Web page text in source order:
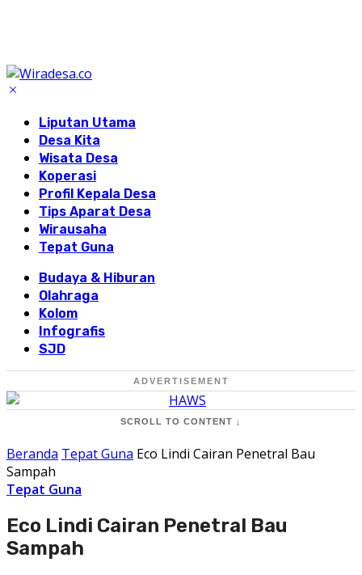
Liputan Utama
Desa Kita
Wisata Desa
Koperasi
Profil Kepala Desa
Tips Aparat Desa
Wirausaha
Tepat Guna
Budaya & Hiburan
Olahraga
Kolom
Infografis
SJD
ADVERTISEMENT
SCROLL TO CONTENT ↓
Beranda Tepat Guna Eco Lindi Cairan Penetral Bau
Sampah
Tepat Guna
Eco Lindi Cairan Penetral Bau
Sampah